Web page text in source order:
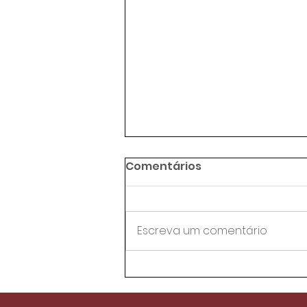
Agentes de trânsito da
AMC aprovam proposta
Comentários
Escreva um comentário